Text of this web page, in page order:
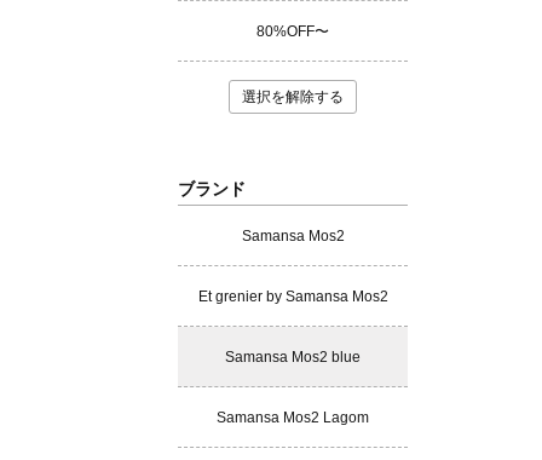
80%OFF〜
選択を解除する
ブランド
Samansa Mos2
Et grenier by Samansa Mos2
Samansa Mos2 blue
Samansa Mos2 Lagom